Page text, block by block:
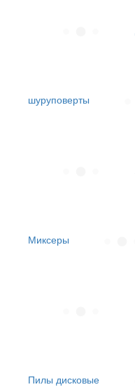
шуруповерты
Миксеры
Пилы дисковые